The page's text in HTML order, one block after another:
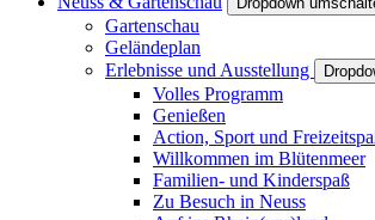
Gartenschau
Geländeplan
Erlebnisse und Ausstellung
Volles Programm
Genießen
Action, Sport und
Willkommen im Blütenmeer
Familien- und Kinderspaß
Zu Besuch in Neuss